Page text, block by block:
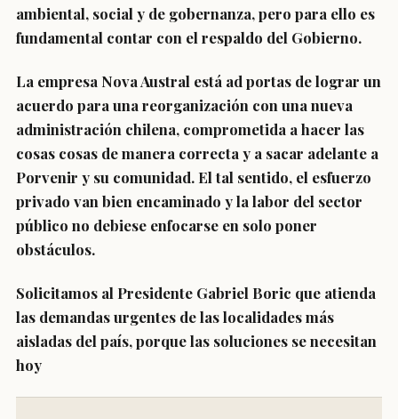
ambiental, social y de gobernanza, pero para ello es
fundamental contar con el respaldo del Gobierno.
La empresa Nova Austral está ad portas de lograr un
acuerdo para una reorganización con una nueva
administración chilena, comprometida a hacer las
cosas cosas de manera correcta y a sacar adelante a
Porvenir y su comunidad. El tal sentido, el esfuerzo
privado van bien encaminado y la labor del sector
público no debiese enfocarse en solo poner
obstáculos.
Solicitamos al Presidente Gabriel Boric que atienda
las demandas urgentes de las localidades más
aisladas del país, porque las soluciones se necesitan
hoy